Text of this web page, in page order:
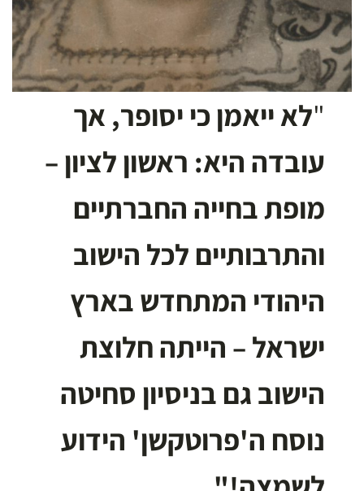
"לא ייאמן כי יסופר, אך
עובדה היא: ראשון לציון –
מופת בחייה החברתיים
והתרבותיים לכל הישוב
היהודי המתחדש בארץ
ישראל – הייתה חלוצת
הישוב גם בניסיון סחיטה
נוסח ה'פרוטקשן' הידוע